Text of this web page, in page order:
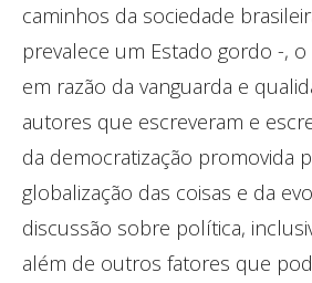
caminhos da sociedade
prevalece um Estado gordo -,
em razão da vanguarda e
autores que escreveram e
da democratização promovida
globalização das coisas e da
discussão sobre política,
além de outros fatores que